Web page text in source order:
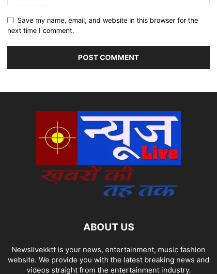
Save my name, email, and website in this browser for the
next time I comment.
ABOUT US
Newslivekktt is your news, entertainment, music fashion
website. We provide you with the latest breaking news and
videos straight from the entertainment industry.